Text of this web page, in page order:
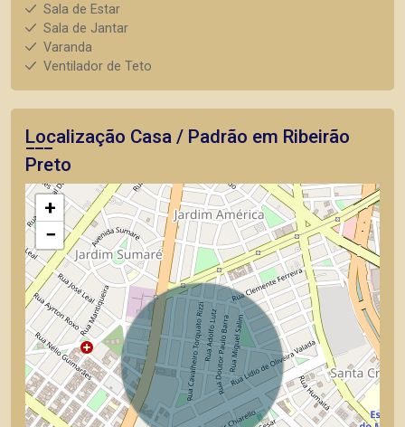
Sala de Estar
Sala de Jantar
Varanda
Ventilador de Teto
Localização Casa / Padrão em Ribeirão
Preto
+
−